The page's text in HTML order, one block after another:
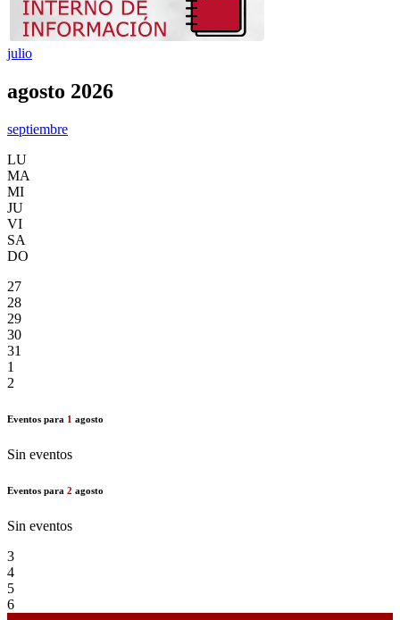
julio
agosto 2026
septiembre
LU
MA
MI
JU
VI
SA
DO
27
28
29
30
31
1
2
Eventos para 1 agosto
Sin eventos
Eventos para 2 agosto
Sin eventos
3
4
5
6